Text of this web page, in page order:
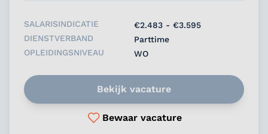
SALARISINDICATIE
€2.483 - €3.595
DIENSTVERBAND
Parttime
OPLEIDINGSNIVEAU
WO
Bekijk vacature
Bewaar vacature